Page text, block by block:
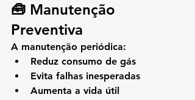
🧰 Manutenção
Preventiva
A manutenção periódica:
Reduz consumo de gás
Evita falhas inesperadas
Aumenta a vida útil